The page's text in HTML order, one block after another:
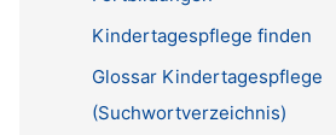
Kindertagespflege finden
Glossar Kindertagespflege
(Suchwortverzeichnis)